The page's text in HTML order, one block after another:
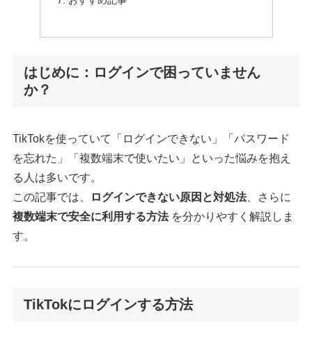
はじめに：ログインで困っていません
か？
TikTokを使っていて「ログインできない」「パスワード
を忘れた」「複数端末で使いたい」といった悩みを抱え
る人は多いです。
この記事では、
ログインできない原因と対処法、さらに
複数端末で安全に利用する方法を分かりやすく解説しま
す。
TikTokにログインする方法